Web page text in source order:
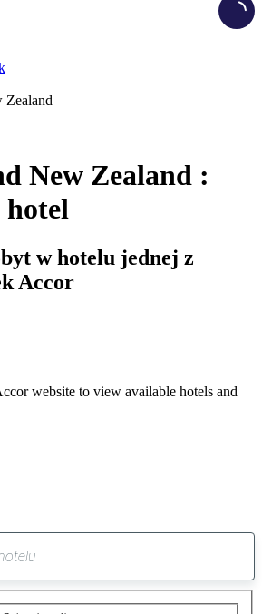
Zealand
New Zealand :
hotel
w hotelu jednej z
Accor
website to view available hotels and
sugestia
została
znaleziona